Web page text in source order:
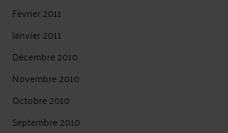
Février 2011
Janvier 2011
Décembre 2010
Novembre 2010
Octobre 2010
Septembre 2010